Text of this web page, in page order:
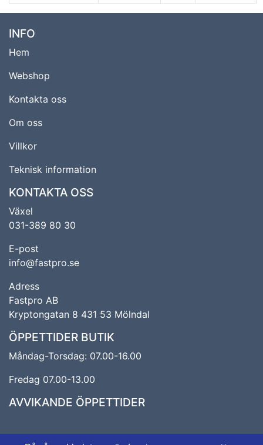
INFO
Hem
Webshop
Kontakta oss
Om oss
Villkor
Teknisk information
KONTAKTA OSS
Växel
031-389 80 30
E-post
info@fastpro.se
Adress
Fastpro AB
Kryptongatan 8 431 53 Mölndal
ÖPPETTIDER BUTIK
Måndag-Torsdag: 07.00-16.00
Fredag 07.00-13.00
AVVIKANDE ÖPPETTIDER